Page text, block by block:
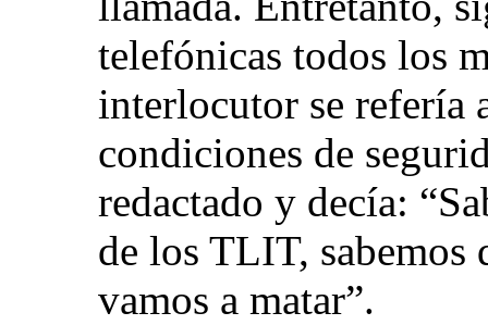
telefónicas todos los
interlocutor se refería
condiciones de
redactado y decía:
de los TLIT, sabemos
vamos a matar”.